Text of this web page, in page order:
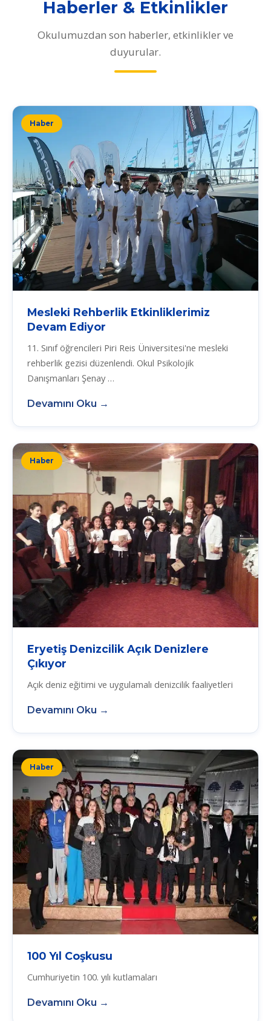
Haberler & Etkinlikler
Okulumuzdan son haberler, etkinlikler ve
duyurular.
Haber
Mesleki Rehberlik Etkinliklerimiz
Devam Ediyor
11. Sınıf öğrencileri Piri Reis Üniversitesi'ne mesleki
rehberlik gezisi düzenlendi. Okul Psikolojik
Danışmanları Şenay …
Devamını Oku →
Haber
Eryetiş Denizcilik Açık Denizlere
Çıkıyor
Açık deniz eğitimi ve uygulamalı denizcilik faaliyetleri
Devamını Oku →
Haber
100 Yıl Coşkusu
Cumhuriyetin 100. yılı kutlamaları
Devamını Oku →